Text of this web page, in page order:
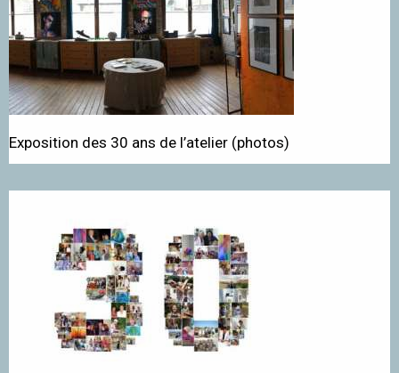
Exposition des 30 ans de l’atelier (photos)